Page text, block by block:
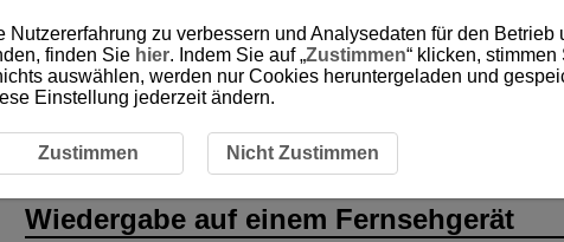
Fernsehgerät
Wiedergabe auf einem Fernsehgerät
zu verbessern und Analysedaten für den
finden Sie hier. Indem Sie auf „Zustimmen“ klicken,
auswählen, werden nur Cookies heruntergeladen und
Einstellung jederzeit ändern.
Zustimmen Nicht Zustimmen